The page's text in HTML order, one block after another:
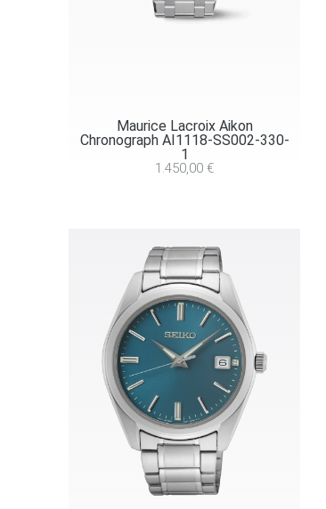
Maurice Lacroix Aikon
Chronograph AI1118-SS002-330-
1
1.450,00€